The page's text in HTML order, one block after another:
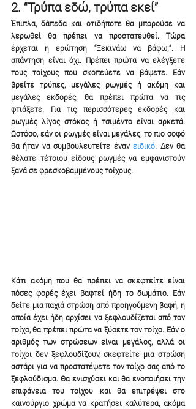
2. “Τρύπα εδώ, τρύπα εκεί”
Έπιπλα, δάπεδα και οτιδήποτε θα μπορούσε να
λερωθεί θα πρέπει να προστατευθεί. Τώρα
έρχεται η ερώτηση “Ξεκινάω να βάφω;”. Η
απάντηση είναι όχι. Πρέπει πρώτα να ελέγξετε
τους τοίχους που σκοπεύετε να βάψετε. Εάν
βρείτε τρύπες, μεγάλες ρωγμές ή ακόμη και
μεγάλες εκδορές, θα πρέπει πρώτα να τις
φτιάξετε. Για τις περισσότερες εκδορές και
ρωγμές λίγος στόκος ή τσιμέντο είναι αρκετά.
Ωστόσο, εάν οι ρωγμές είναι μεγάλες, το πιο σοφό
θα ήταν να συμβουλευτείτε έναν ειδικό. Δεν θα
θέλατε τέτοιου είδους ρωγμές να εμφανιστούν
ξανά σε φρεσκοβαμμένους τοίχους.
Κάτι ακόμη που θα πρέπει να σκεφτείτε είναι
πόσες φορές έχει βαφτεί ήδη το δωμάτιο. Εάν
δείτε μια παχιά στρώση από προηγούμενη βαφή, η
οποία έχει ήδη αρχίσει να ξεφλουδίζεται από τον
τοίχο, θα πρέπει πρώτα να ξύσετε τον τοίχο. Εάν ο
αριθμός των στρώσεων είναι μεγάλος, αλλά οι
τοίχοι δεν ξεφλουδίζουν, σκεφτείτε μια στρώση
αστάρι για να προστατέψετε τον τοίχο σας από το
ξεφλούδισμα. Θα ενισχύσει και θα ενοποιήσει την
επιφάνεια του τοίχου και θα επιτρέψει στο
καινούργιο χρώμα να κρατήσει καλύτερα, ακόμα